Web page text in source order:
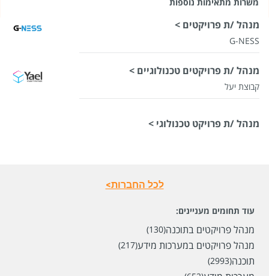
מנהל /ת פרויקטים >
G-NESS
מנהל /ת פרויקטים טכנולוגיים >
קבוצת יעל
מנהל /ת פרויקט טכנולוגי >
לכל החברות>
עוד תחומים מעניינים:
מנהל פרויקטים בתוכנה(130)
מנהל פרויקטים במערכות מידע(217)
תוכנה(2993)